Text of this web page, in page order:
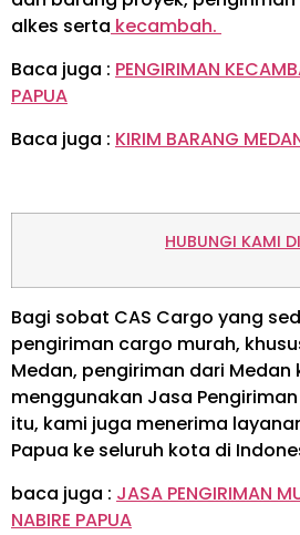
alkes serta kecambah.
Baca juga : PENGIRIMAN
PAPUA
Baca juga : KIRIM BARANG
HUBUNGI KAMI
Bagi sobat CAS Cargo yang
pengiriman cargo murah,
Medan, pengiriman dari Medan
menggunakan Jasa Pengiriman
itu, kami juga menerima
Papua ke seluruh kota di
baca juga : JASA PENGIRIMAN
NABIRE PAPUA